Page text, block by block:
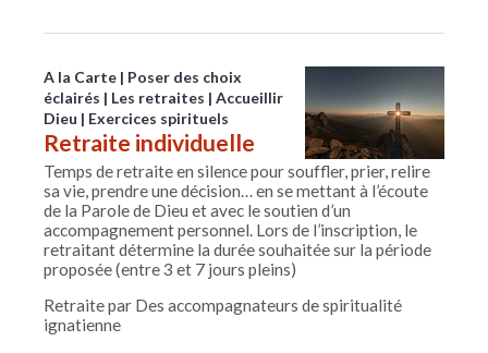
A la Carte
Poser des choix
éclairés
Les retraites
Accueillir
Dieu
Exercices spirituels
Retraite individuelle
Temps de retraite en silence pour souffler, prier, relire
sa vie, prendre une décision… en se mettant à l’écoute
de la Parole de Dieu et avec le soutien d’un
accompagnement personnel. Lors de l’inscription, le
retraitant détermine la durée souhaitée sur la période
proposée (entre 3 et 7 jours pleins)
Retraite par Des accompagnateurs de spiritualité
ignatienne